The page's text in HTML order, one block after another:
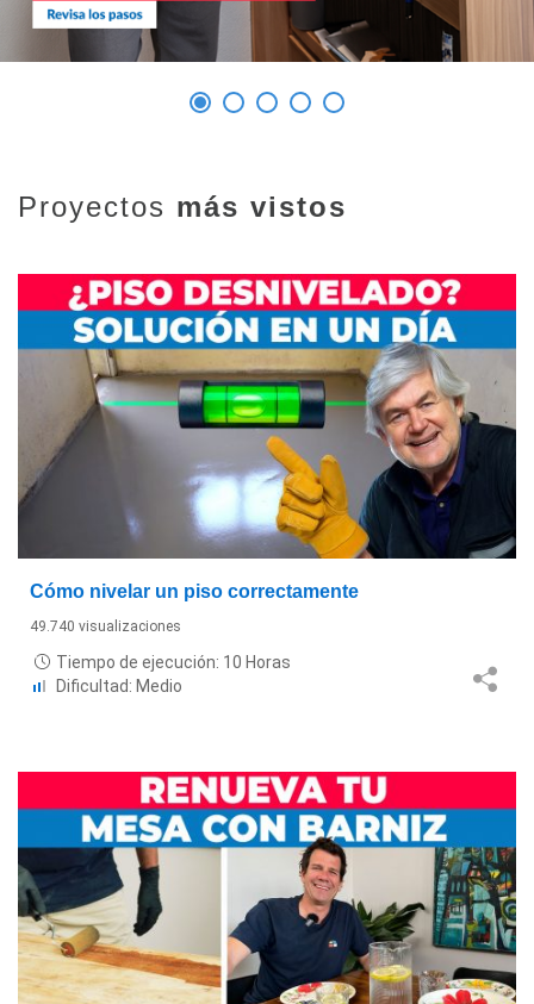
Proyectos más vistos
Cómo nivelar un piso correctamente
49.740 visualizaciones
Tiempo de ejecución: 10 Horas
Dificultad: Medio